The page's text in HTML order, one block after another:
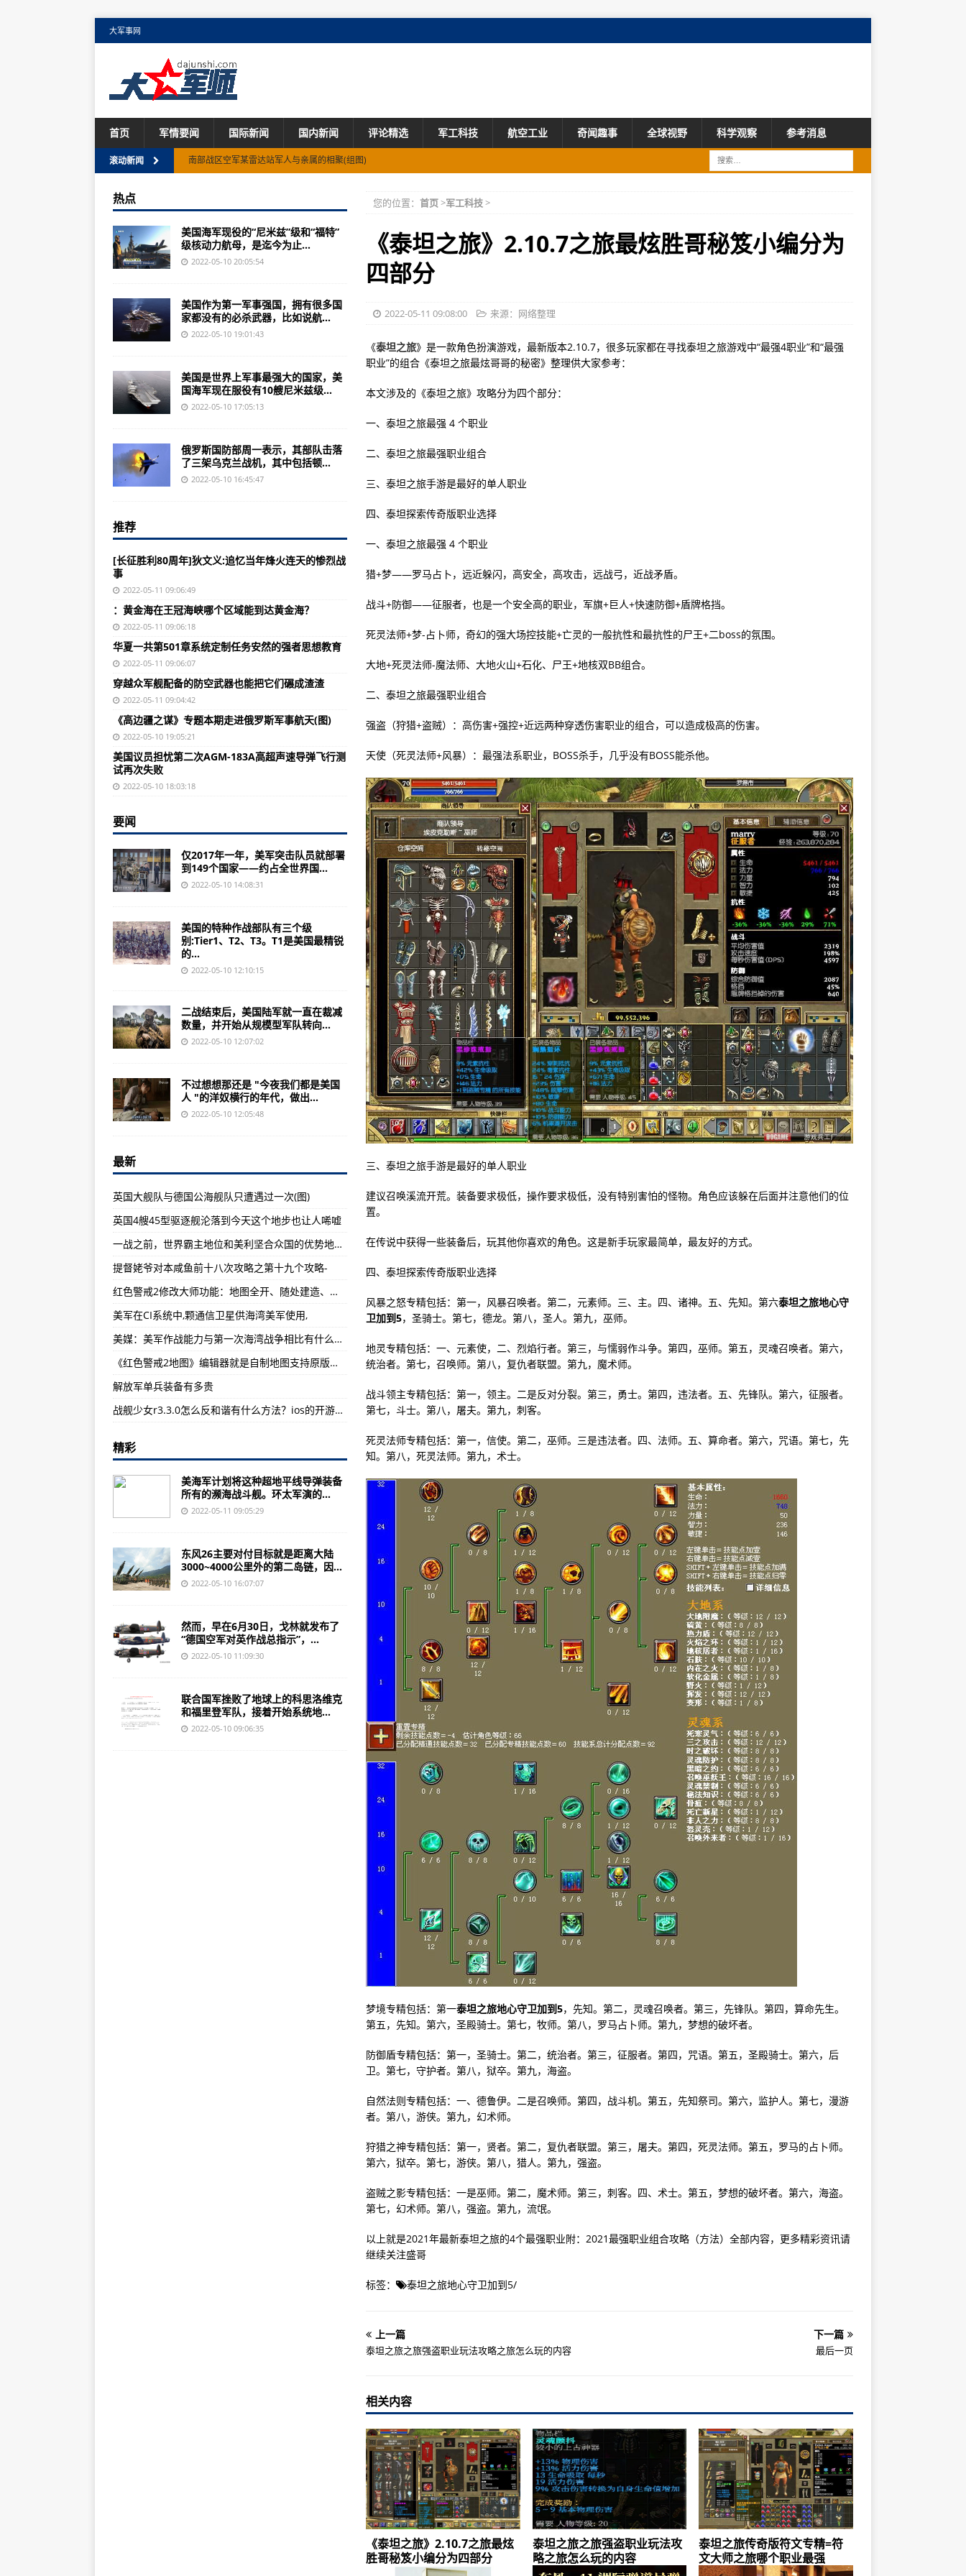
大军事网
首页 军情要闻 国际新闻 国内新闻 评论精选 军工科技 航空工业 奇闻趣事 全球视野 科学观察 参考消息
滚动新闻
南部战区空军某雷达站军人与亲属的相聚(组图)
华夏一共第501章系统定制任务安然的强者思想教育
英国大舰队与德国公海舰队只遭遇过一次(图)
环太军演“击沉演习”背后真相:中国不敢相信
穿越众军舰配备的防空武器也能把它们碾成渣渣
我认为不被老A认可的人往往自利(图)
泰坦之旅之旅强盗职业玩法攻略之旅怎么玩的内容
美国海军航母舰载机配置值得学习学会“抄作业”即可
世界上军事实力最强的国家：美国海豹突击队都是高智商
士兵突击，改编自小说士兵，,
传出航母数量最多的美国，美国专家的言论看似头头是道
美国海军海豹突击队参与了北约特种作战司令部举办的FlamingSword
泰坦之旅传奇版最强职业搭配之旅之旅传奇
特朗普执政时期对核武器数量的保密态度公开美国核力量水平
神一般的突击队突击队也这么强吗？海豹突击队的真实战力
中美俄舰载机飞行员的数量已知美国1100人俄30人
《三角洲特种部队5:黑鹰坠落》单机试玩版试玩
英国4艘45型驱逐舰沦落到今天这个地步也让人唏嘘
美国航母数量有多少吗？福特号航空母舰舰载机85架
中国人民解放军东部战区与原南京军区辖区相同的陆军下辖3个集团军
美国议员担忧第二次AGM-183A高超声速导弹飞行测试再次失败
全球大中小型航空舰艇为何在全球仍然相对比较受欢迎？(图)
“战争之国”真相揭秘：《美莱村四小时》揭露美军残忍屠杀
美五角大楼称中国战机在恐吓美国军机：赖着不走
核战争爆发核战争，核大国爆发战争，中国自废武功表示不服
中国人民解放军东部战区战略方向的唯一最高联合作战
保障航母的军港，西甲宁夏虐打就是超大物流中西甲巴萨全场心
43个昼夜的拉锯战，却牺牲了中国军队的精神地标
俄军首次举行以防御拦截高超音速武器为主要内容大规模演习
美国现役航母有多少艘？排行榜133网小编为你们介绍美国航母数量及名字
美国平民人口普查在伊拉克保镖都是退役特种兵(图)
国家进入一级战备状态说明战争局势已经严重到无法控制大战随时可能爆发
《高达08ms》总有点顺序才能领略个人的魅力
中国这几个国家有多少名舰载机飞行员？美200名飞行员
中国海军陆战队：令世界上20多个国家的军事家叹为观止部队
俄罗斯称在哈尔科夫顿涅茨克击落3架乌克兰战机
《泰坦之旅》2.10.7之旅最炫胜哥秘笈小编分为四部分
[长征胜利80周年]狄文义:追忆当年烽火连天的惨烈战事
“七大军区”变“战区”一字之差背后的原因
您的位置： 首页>军工科技>
《泰坦之旅》2.10.7之旅最炫胜哥秘笈小编分为
四部分
2022-05-11 09:08:00 来源：网络整理
《泰坦之旅》是一款角色扮演游戏，最新版本2.10.7，很多玩家都在寻找泰坦之旅游戏中“最强4职业”和“最强
职业”的组合《泰坦之旅最炫哥哥的秘密》整理供大家参考：
本文涉及的《泰坦之旅》攻略分为四个部分：
一、泰坦之旅最强 4 个职业
二、泰坦之旅最强职业组合
三、泰坦之旅手游是最好的单人职业
四、泰坦探索传奇版职业选择
一、泰坦之旅最强 4 个职业
猎+梦——罗马占卜，远近躲闪，高安全，高攻击，远战弓，近战矛盾。
战斗+防御——征服者，也是一个安全高的职业，军旗+巨人+快速防御+盾牌格挡。
死灵法师+梦-占卜师，奇幻的强大场控技能+亡灵的一般抗性和最抗性的尸王+二boss的氛围。
大地+死灵法师-魔法师、大地火山+石化、尸王+地核双BB组合。
二、泰坦之旅最强职业组合
强盗（狩猎+盗贼）：高伤害+强控+近远两种穿透伤害职业的组合，可以造成极高的伤害。
天使（死灵法师+风暴）：最强法系职业，BOSS杀手，几乎没有BOSS能杀他。
三、泰坦之旅手游是最好的单人职业
建议召唤溪流开荒。装备要求极低，操作要求极低，没有特别害怕的怪物。角色应该躲在后面并注意他们的位
置。
在传说中获得一些装备后，玩其他你喜欢的角色。这是新手玩家最简单，最友好的方式。
四、泰坦探索传奇版职业选择
风暴之怒专精包括：第一，风暴召唤者。第二，元素师。三、主。四、诸神。五、先知。第六泰坦之旅地心守
卫加到5，圣骑士。第七，德龙。第八，圣人。第九，巫师。
地灵专精包括：一、元素使，二、烈焰行者。第三，与懦弱作斗争。第四，巫师。第五，灵魂召唤者。第六，
统治者。第七，召唤师。第八，复仇者联盟。第九，魔术师。
战斗领主专精包括：第一，领主。二是反对分裂。第三，勇士。第四，违法者。五、先锋队。第六，征服者。
第七，斗士。第八，屠夫。第九，刺客。
死灵法师专精包括：第一，信使。第二，巫师。三是违法者。四、法师。五、算命者。第六，咒语。第七，先
知。第八，死灵法师。第九，术士。
梦境专精包括：第一泰坦之旅地心守卫加到5，先知。第二，灵魂召唤者。第三，先锋队。第四，算命先生。
第五，先知。第六，圣殿骑士。第七，牧师。第八，罗马占卜师。第九，梦想的破坏者。
防御盾专精包括：第一，圣骑士。第二，统治者。第三，征服者。第四，咒语。第五，圣殿骑士。第六，后
卫。第七，守护者。第八，狱卒。第九，海盗。
自然法则专精包括：一、德鲁伊。二是召唤师。第四，战斗机。第五，先知祭司。第六，监护人。第七，漫游
者。第八，游侠。第九，幻术师。
狩猎之神专精包括：第一，贤者。第二，复仇者联盟。第三，屠夫。第四，死灵法师。第五，罗马的占卜师。
第六，狱卒。第七，游侠。第八，猎人。第九，强盗。
盗贼之影专精包括：一是巫师。第二，魔术师。第三，刺客。四、术士。第五，梦想的破坏者。第六，海盗。
第七，幻术师。第八，强盗。第九，流氓。
以上就是2021年最新泰坦之旅的4个最强职业附：2021最强职业组合攻略（方法）全部内容，更多精彩资讯请
继续关注盛哥
标签： 泰坦之旅地心守卫加到5/
上一篇
泰坦之旅之旅强盗职业玩法攻略之旅怎么玩的内容
下一篇
最后一页
相关内容
《泰坦之旅》2.10.7之旅最炫
胜哥秘笈小编分为四部分
泰坦之旅之旅强盗职业玩法攻
略之旅怎么玩的内容
泰坦之旅传奇版符文专精=符
文大师之旅哪个职业最强
热点
美国海军现役的“尼米兹”级和“福特”
级核动力航母，是迄今为止...
2022-05-10 20:05:54
美国作为第一军事强国，拥有很多国
家都没有的必杀武器，比如说航...
2022-05-10 19:01:43
美国是世界上军事最强大的国家，美
国海军现在服役有10艘尼米兹级...
2022-05-10 17:05:13
俄罗斯国防部周一表示，其部队击落
了三架乌克兰战机，其中包括顿...
2022-05-10 16:45:47
推荐
[长征胜利80周年]狄文义:追忆当年烽火连天的惨烈战
事
2022-05-11 09:06:49
：黄金海在王冠海峡哪个区域能到达黄金海？
2022-05-11 09:06:18
华夏一共第501章系统定制任务安然的强者思想教育
2022-05-11 09:06:07
穿越众军舰配备的防空武器也能把它们碾成渣渣
2022-05-11 09:04:42
《高边疆之谋》专题本期走进俄罗斯军事航天(图)
2022-05-10 19:05:21
美国议员担忧第二次AGM-183A高超声速导弹飞行测
试再次失败
2022-05-10 18:03:18
要闻
仅2017年一年，美军突击队员就部署
到149个国家——约占全世界国...
2022-05-10 14:08:31
美国的特种作战部队有三个级
别:Tier1、T2、T3。T1是美国最精锐
的...
2022-05-10 12:10:15
二战结束后，美国陆军就一直在裁减
数量，并开始从规模型军队转向...
2022-05-10 12:07:02
不过想想那还是 "今夜我们都是美国
人 "的洋奴横行的年代，做出...
2022-05-10 12:05:48
最新
英国大舰队与德国公海舰队只遭遇过一次(图)
英国4艘45型驱逐舰沦落到今天这个地步也让人唏嘘
一战之前，世界霸主地位和美利坚合众国的优势地位的积累
提督姥爷对本咸鱼前十八次攻略之第十九个攻略-
红色警戒2修改大师功能：地图全开、随处建造、全图探测
美军在CI系统中,颗通信卫星供海湾美军使用,
美媒：美军作战能力与第一次海湾战争相比有什么不同
《红色警戒2地图》编辑器就是自制地图支持原版红警和尤里的复仇
解放军单兵装备有多贵
战舰少女r3.3.0怎么反和谐有什么方法？ios的开游戏后会
精彩
美海军计划将这种超地平线导弹装备
所有的濒海战斗舰。环太军演的...
2022-05-11 09:05:29
东风26主要对付目标就是距离大陆
3000~4000公里外的第二岛链，因...
2022-05-10 16:07:07
然而，早在6月30日，戈林就发布了
“德国空军对英作战总指示”，...
2022-05-10 11:09:30
联合国军挫败了地球上的科思洛维克
和福里登军队，接着开始系统地...
2022-05-10 09:06:35